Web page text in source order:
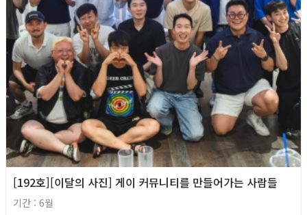
[192호][이달의 사진] 게이 커뮤니티를 만들어가는 사람들
기간 : 6월